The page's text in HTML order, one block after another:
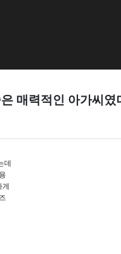
매력적인 아가씨였
데